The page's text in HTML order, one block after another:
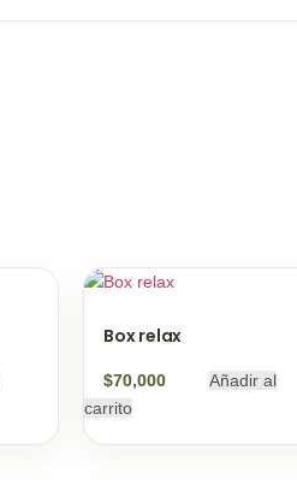
Box relax
$70,000
Añadir al
carrito